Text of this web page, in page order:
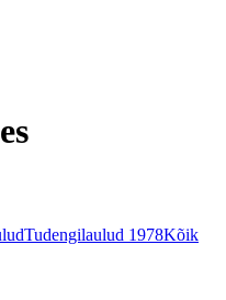
Tudengilaulud 1978Kõik